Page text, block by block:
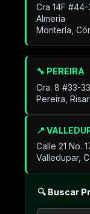
Cra 14F
Almeria
Montería,
📍
Calle 21 No.
Valledupar,
🔧 PEREIRA
Cra. 8 #33-33
Pereira,
🔍 Buscar